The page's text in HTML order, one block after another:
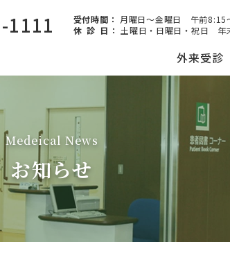
1111 受付時間： 月曜日～金曜日 午前8:15
休 診 日 ： 土曜日・日曜日・祝日 年
外来受診
Medeical News
お知らせ